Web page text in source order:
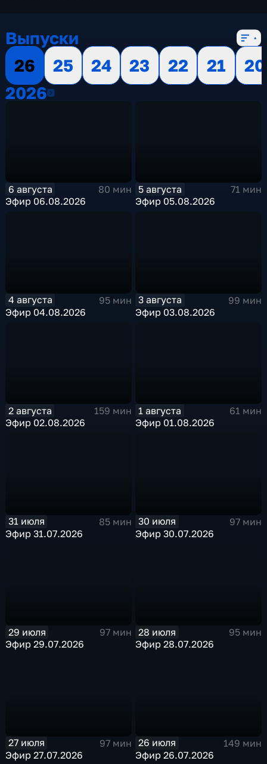
Выпуски
26
25 24 23 22 21
20
20262026
6 августа
80 мин
Эфир 06.08.2026
5 августа
71 мин
Эфир 05.08.2026
4 августа
95 мин
Эфир 04.08.2026
3 августа
99 мин
Эфир 03.08.2026
2 августа
159 мин
Эфир 02.08.2026
1 августа
61 мин
Эфир 01.08.2026
31 июля
85 мин
Эфир 31.07.2026
30 июля
97 мин
Эфир 30.07.2026
29 июля
97 мин
Эфир 29.07.2026
28 июля
95 мин
Эфир 28.07.2026
27 июля
97 мин
Эфир 27.07.2026
26 июля
149 мин
Эфир 26.07.2026